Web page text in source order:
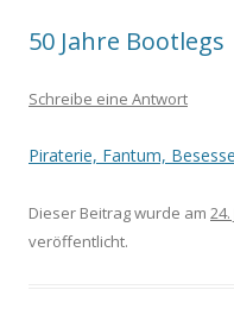
50 Jahre Bootlegs
Schreibe eine Antwort
Piraterie, Fantum,
Dieser Beitrag wurde am 24.
veröffentlicht.